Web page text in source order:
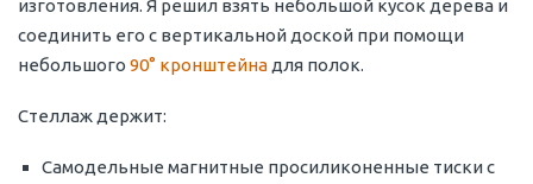
изготовления. Я решил взять небольшой кусок дерева и
соединить его с вертикальной доской при помощи
небольшого 90° кронштейна для полок.
Стеллаж держит:
Самодельные магнитные просиликоненные тиски с